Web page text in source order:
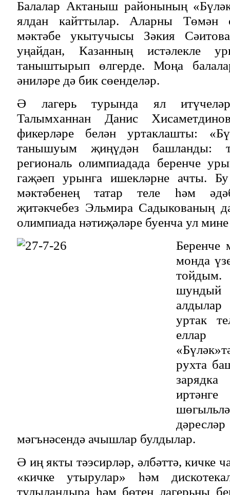
Балалар Актаныш районының
ялдан кайттылар. Аларны Төмән
мәктәбе укытучысы Зәкия
уңайдан, Казанның истәлекле
таныштырып өлгерде. Моңа
әниләре дә бик сөенделәр.
Ә лагерь турында ял
Талымханнан Данис
фикерләре белән уртаклашты:
танышуым җиңүдән башланды:
региональ олимпиадада беренче
гаҗәеп урынга ишекләрне ачты.
мәктәбенең татар теле һәм
җитәкчебез Эльмира Садыкованың
олимпиада нәтиҗәләре буенча ул
Беренче
монда
уртак
еллар
рухта
мәгънәсендә ачышлар булдылар.
Ә иң якты тәэсирләр, әлбәттә, кичке
«кичке утырулар» һәм
тулыландыра һәм бөтен лагерьны